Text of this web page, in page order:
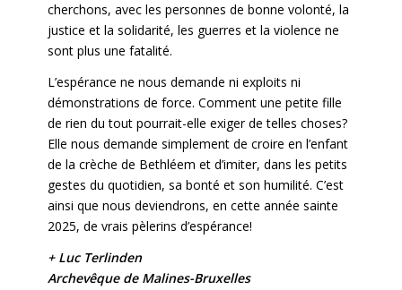
cherchons, avec les personnes de bonne volonté, la
justice et la solidarité, les guerres et la violence ne
sont plus une fatalité.
L’espérance ne nous demande ni exploits ni
démonstrations de force. Comment une petite fille
de rien du tout pourrait-elle exiger de telles choses?
Elle nous demande simplement de croire en l’enfant
de la crèche de Bethléem et d’imiter, dans les petits
gestes du quotidien, sa bonté et son humilité. C’est
ainsi que nous deviendrons, en cette année sainte
2025, de vrais pèlerins d’espérance!
+ Luc Terlinden
Archevêque de Malines-Bruxelles